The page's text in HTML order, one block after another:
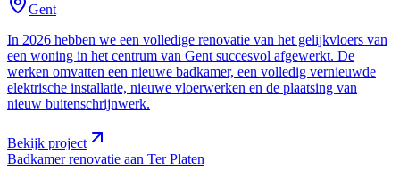
Gent
In 2026 hebben we een volledige renovatie van het gelijkvloers van
een woning in het centrum van Gent succesvol afgewerkt. De
werken omvatten een nieuwe badkamer, een volledig vernieuwde
elektrische installatie, nieuwe vloerwerken en de plaatsing van
nieuw buitenschrijnwerk.
Bekijk project
Badkamer renovatie aan Ter Platen